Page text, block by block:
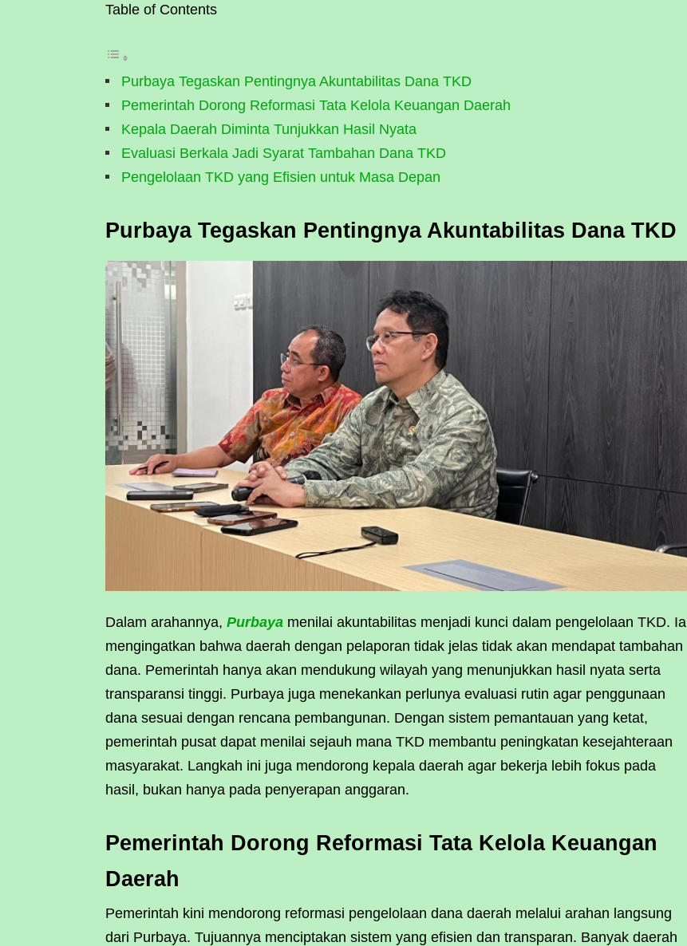
Table of Contents
Purbaya Tegaskan Pentingnya Akuntabilitas Dana TKD
Pemerintah Dorong Reformasi Tata Kelola Keuangan Daerah
Kepala Daerah Diminta Tunjukkan Hasil Nyata
Evaluasi Berkala Jadi Syarat Tambahan Dana TKD
Pengelolaan TKD yang Efisien untuk Masa Depan
Purbaya Tegaskan Pentingnya Akuntabilitas Dana TKD
Dalam arahannya, Purbaya menilai akuntabilitas menjadi kunci dalam pengelolaan TKD. Ia
mengingatkan bahwa daerah dengan pelaporan tidak jelas tidak akan mendapat tambahan
dana. Pemerintah hanya akan mendukung wilayah yang menunjukkan hasil nyata serta
transparansi tinggi. Purbaya juga menekankan perlunya evaluasi rutin agar penggunaan
dana sesuai dengan rencana pembangunan. Dengan sistem pemantauan yang ketat,
pemerintah pusat dapat menilai sejauh mana TKD membantu peningkatan kesejahteraan
masyarakat. Langkah ini juga mendorong kepala daerah agar bekerja lebih fokus pada
hasil, bukan hanya pada penyerapan anggaran.
Pemerintah Dorong Reformasi Tata Kelola Keuangan
Daerah
Pemerintah kini mendorong reformasi pengelolaan dana daerah melalui arahan langsung
dari Purbaya. Tujuannya menciptakan sistem yang efisien dan transparan. Banyak daerah